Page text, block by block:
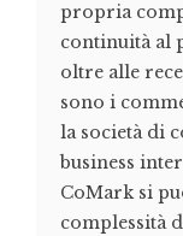
propria
continuità al
oltre alle
sono i
la società di
business
CoMark si
complessità